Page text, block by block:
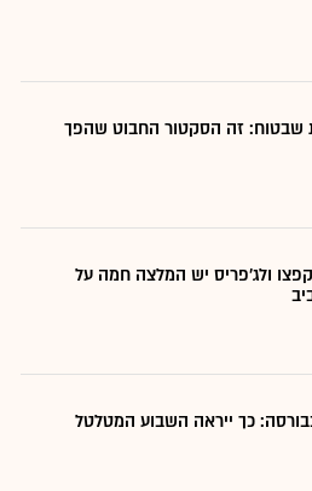
שבטוח: זה הסקטור החבוט שהפך
ולג'פריס יש המלצה חמה על
בבורסה: כך ייראה השבוע המטלטל